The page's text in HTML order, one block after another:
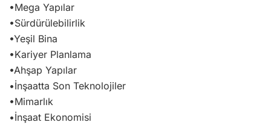
•Mega Yapılar
•Sürdürülebilirlik
•Yeşil Bina
•Kariyer Planlama
•Ahşap Yapılar
•İnşaatta Son Teknolojiler
•Mimarlık
•İnşaat Ekonomisi